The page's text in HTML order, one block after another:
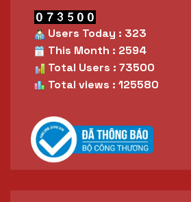
Users Today : 323
This Month : 2594
Total Users : 73500
Total views : 125580